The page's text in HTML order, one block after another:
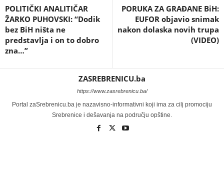
POLITIČKI ANALITIČAR
ŽARKO PUHOVSKI: “Dodik
bez BiH ništa ne
predstavlja i on to dobro
zna…”
PORUKA ZA GRAĐANE BiH:
EUFOR objavio snimak
nakon dolaska novih trupa
(VIDEO)
ZASREBRENICU.ba
https://www.zasrebrenicu.ba/
Portal zaSrebrenicu.ba je nazavisno-informativni koji ima za cilj promociju
Srebrenice i dešavanja na području opštine.